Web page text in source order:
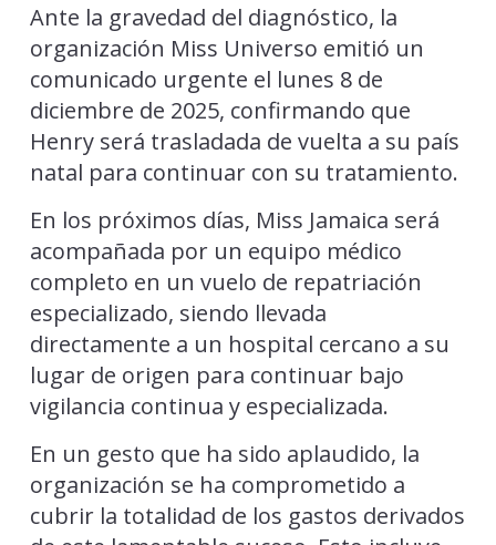
Ante la gravedad del diagnóstico, la
organización Miss Universo emitió un
comunicado urgente el lunes 8 de
diciembre de 2025, confirmando que
Henry será trasladada de vuelta a su país
natal para continuar con su tratamiento.
En los próximos días, Miss Jamaica será
acompañada por un equipo médico
completo en un vuelo de repatriación
especializado, siendo llevada
directamente a un hospital cercano a su
lugar de origen para continuar bajo
vigilancia continua y especializada.
En un gesto que ha sido aplaudido, la
organización se ha comprometido a
cubrir la totalidad de los gastos derivados